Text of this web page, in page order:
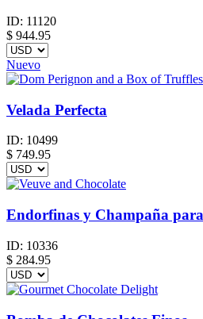
ID: 11120
$ 944.95
Nuevo
Velada Perfecta
ID: 10499
$ 749.95
Endorfinas y Champaña
ID: 10336
$ 284.95